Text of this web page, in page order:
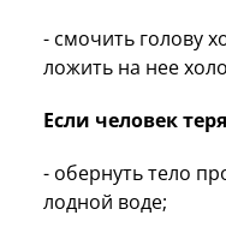
- смо­чить го­лову
ложить на нее
Если человек
- обер­нуть тело
лод­ной во­де;